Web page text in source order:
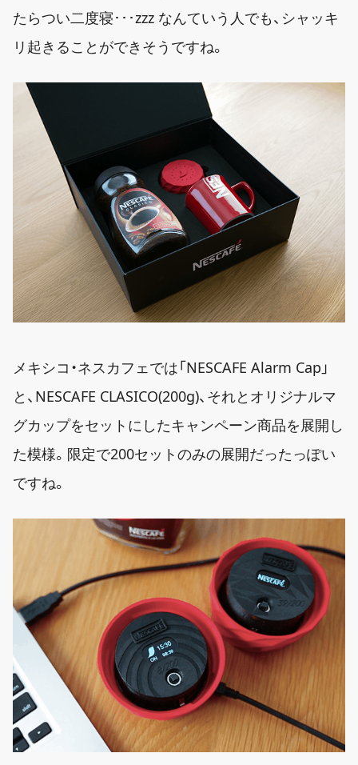
たらつい二度寝･･･zzz なんていう人でも、シャッキ
リ起きることができそうですね。
メキシコ・ネスカフェでは「NESCAFE Alarm Cap」
と、NESCAFE CLASICO(200g)、それとオリジナルマ
グカップをセットにしたキャンペーン商品を展開し
た模様。限定で200セットのみの展開だったっぽい
ですね。